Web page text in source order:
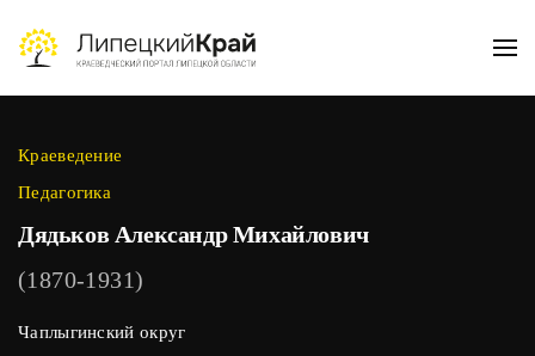
Skip to main content
Краеведение
Педагогика
Дядьков Александр Михайлович
(1870-1931)
Чаплыгинский округ